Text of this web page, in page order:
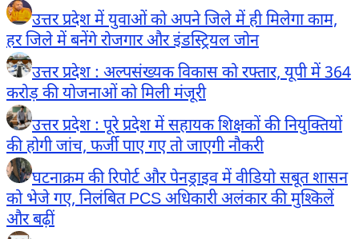
उत्तर प्रदेश में युवाओं को अपने जिले में ही मिलेगा काम,
हर जिले में बनेंगे रोजगार और इंडस्ट्रियल जोन
उत्तर प्रदेश : अल्पसंख्यक विकास को रफ्तार, यूपी में 364
करोड़ की योजनाओं को मिली मंजूरी
उत्तर प्रदेश : पूरे प्रदेश में सहायक शिक्षकों की नियुक्तियों
की होगी जांच, फर्जी पाए गए तो जाएगी नौकरी
घटनाक्रम की रिपोर्ट और पेनड्राइव में वीडियो सबूत शासन
को भेजे गए, निलंबित PCS अधिकारी अलंकार की मुश्किलें
और बढ़ीं